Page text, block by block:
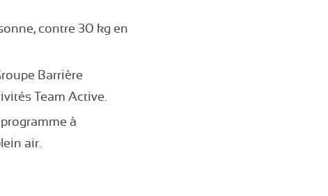
contre 30 kg en
Barrière
Team Active.
à
air.